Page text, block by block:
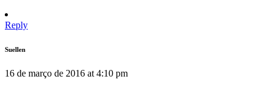
Reply
Suellen
16 de março de 2016 at 4:10 pm